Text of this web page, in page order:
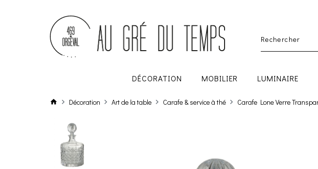
DÉCORATION MOBILIER LUMINAIRE
Décoration Art de la table Carafe & service à thé Carafe Lone Verre